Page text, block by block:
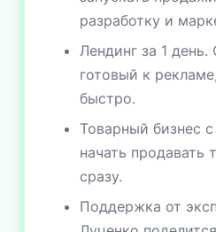
разработку и
Лендинг за 1 день.
готовый к
быстро.
Товарный бизнес с
начать продавать
сразу.
Поддержка от